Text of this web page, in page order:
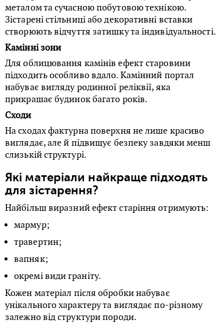
металом та сучасною побутовою технікою.
Зістарені стільниці або декоративні вставки
створюють відчуття затишку та індивідуальності.
Камінні зони
Для облицювання камінів ефект старовини
підходить особливо вдало. Камінний портал
набуває вигляду родинної реліквії, яка
прикрашає будинок багато років.
Сходи
На сходах фактурна поверхня не лише красиво
виглядає, але й підвищує безпеку завдяки менш
слизькій структурі.
Які матеріали найкраще підходять
для зістарення?
Найбільш виразний ефект старіння отримують:
мармур;
травертин;
вапняк;
окремі види граніту.
Кожен матеріал після обробки набуває
унікального характеру та виглядає по-різному
залежно від структури породи.